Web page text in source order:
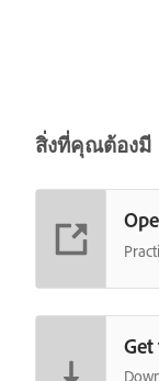
สิ่งที่คุณต้องมี
Get